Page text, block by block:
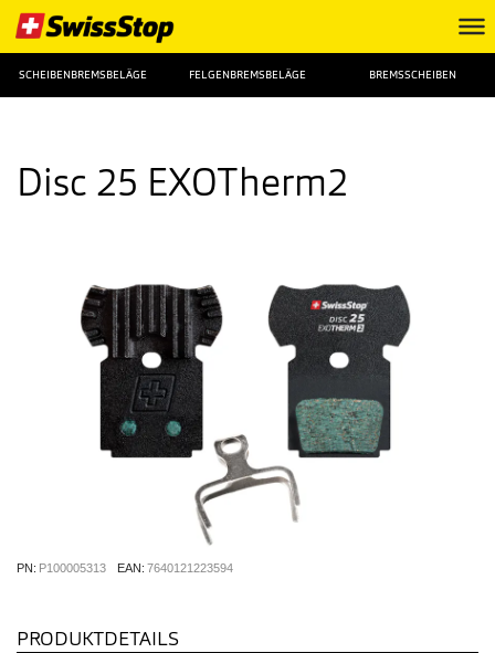
SCHEIBENBREMSBELÄGE FELGENBREMSBELÄGE BREMSSCHEIBEN
Disc 25 EXOTherm2
PN: P100005313 EAN: 7640121223594
PRODUKTDETAILS